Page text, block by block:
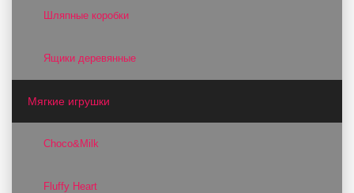
Шляпные коробки
Ящики деревянные
Мягкие игрушки
Choco&Milk
Fluffy Heart